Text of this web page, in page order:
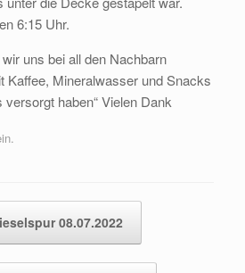
6:15 Uhr.
uns bei all den Nachbarn
Kaffee, Mineralwasser und Snacks
haben“ Vielen Dank
08.07.2022